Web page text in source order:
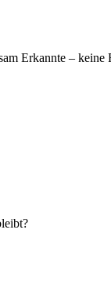
Erkannte –